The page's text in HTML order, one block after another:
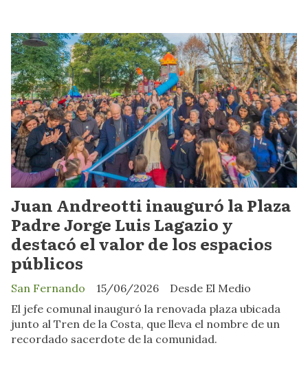
Juan Andreotti inauguró la Plaza
Padre Jorge Luis Lagazio y
destacó el valor de los espacios
públicos
Desde El Medio
San Fernando
15/06/2026
El jefe comunal inauguró la renovada plaza ubicada
junto al Tren de la Costa, que lleva el nombre de un
recordado sacerdote de la comunidad.